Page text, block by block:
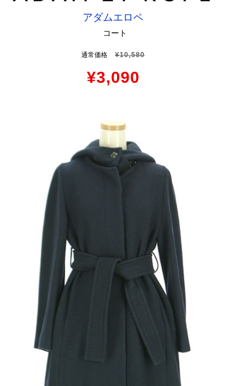
アダムエロペ
コート
通常価格 ¥10,580
¥3,090